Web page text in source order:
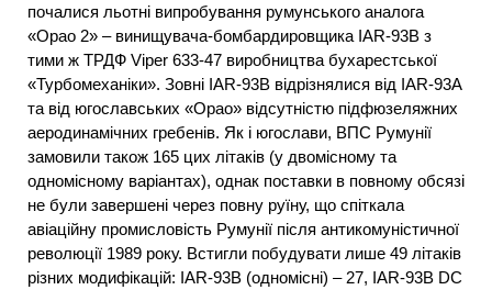
почалися льотні випробування румунського аналога
«Орао 2» – винищувача-бомбардировщика IAR-93B з
тими ж ТРДФ Viper 633-47 виробництва бухарестської
«Турбомеханіки». Зовні IAR-93В відрізнялися від IAR-93A
та від югославських «Орао» відсутністю підфюзеляжних
аеродинамічних гребенів. Як і югослави, ВПС Румунії
замовили також 165 цих літаків (у двомісному та
одномісному варіантах), однак поставки в повному обсязі
не були завершені через повну руїну, що спіткала
авіаційну промисловість Румунії після антикомуністичної
революції 1989 року. Встигли побудувати лише 49 літаків
різних модифікацій: IAR-93B (одномісні) – 27, IAR-93B DC